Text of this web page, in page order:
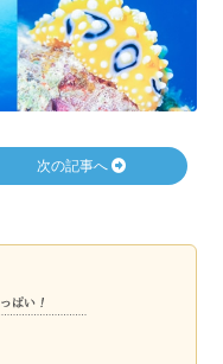
次の記事へ